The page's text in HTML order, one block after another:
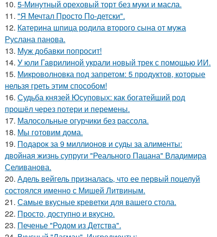
10. 5-Минутный ореховый торт без муки и масла.
11. "Я Мечтал Просто По-детски".
12. Катерина шпица родила второго сына от мужа
Руслана панова.
13. Муж добавки попросит!
14. У юли Гаврилиной украли новый трек с помощью ИИ.
15. Микроволновка под запретом: 5 продуктов, которые
нельзя греть этим способом!
16. Судьба князей Юсуповых: как богатейший род
прошёл через потери и перемены.
17. Малосольные огурчики без рассола.
18. Мы готовим дома.
19. Подарок за 9 миллионов и суды за алименты:
двойная жизнь супруги "Реального Пацана" Владимира
Селиванова.
20. Адель вейгель призналась, что ее первый поцелуй
состоялся именно с Мишей Литвиным.
21. Самые вкусные креветки для вашего стола.
22. Просто, доступно и вкусно.
23. Печенье "Родом из Детства".